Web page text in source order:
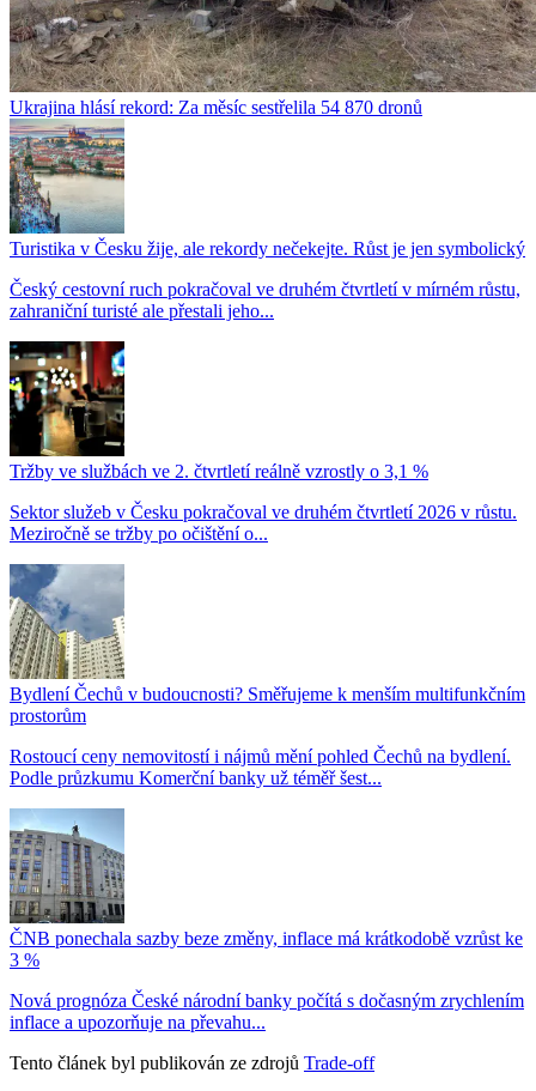
Ukrajina hlásí rekord: Za měsíc sestřelila 54 870 dronů
Turistika v Česku žije, ale rekordy nečekejte. Růst je jen symbolický
Český cestovní ruch pokračoval ve druhém čtvrtletí v mírném růstu,
zahraniční turisté ale přestali jeho...
Tržby ve službách ve 2. čtvrtletí reálně vzrostly o 3,1 %
Sektor služeb v Česku pokračoval ve druhém čtvrtletí 2026 v růstu.
Meziročně se tržby po očištění o...
Bydlení Čechů v budoucnosti? Směřujeme k menším multifunkčním
prostorům
Rostoucí ceny nemovitostí i nájmů mění pohled Čechů na bydlení.
Podle průzkumu Komerční banky už téměř šest...
ČNB ponechala sazby beze změny, inflace má krátkodobě vzrůst ke
3 %
Nová prognóza České národní banky počítá s dočasným zrychlením
inflace a upozorňuje na převahu...
Tento článek byl publikován ze zdrojů Trade-off